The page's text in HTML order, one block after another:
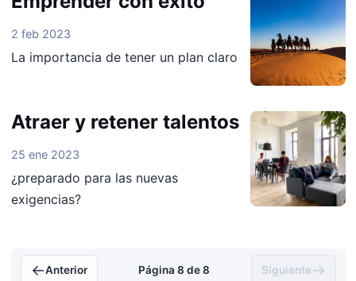
2 feb 2023
La importancia de tener un plan claro
Atraer y retener talentos
25 ene 2023
¿preparado para las nuevas
exigencias?
←Anterior Página 8 de 8 Siguiente →